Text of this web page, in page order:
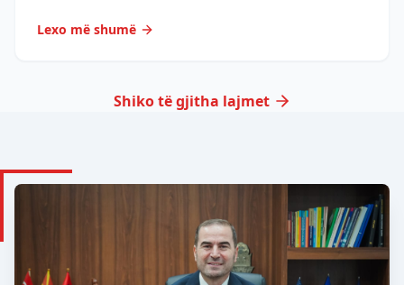
Lexo më shumë
Shiko të gjitha lajmet